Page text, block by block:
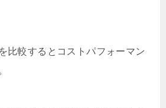
比較するとコストパフォーマン